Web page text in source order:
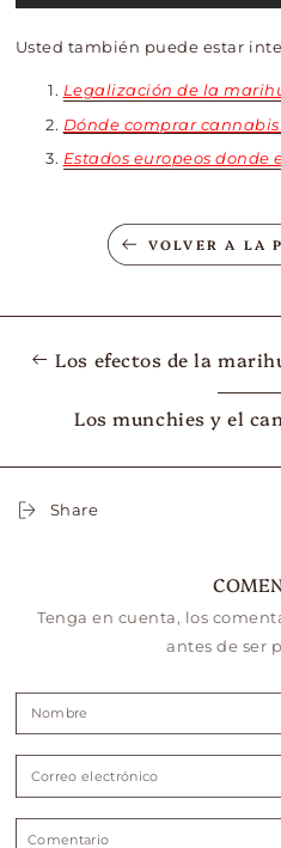
Usted también puede estar
Legalización de la
Dónde comprar
Estados europeos donde
VOLVER A LA
Los efectos de la
Los munchies y el
Share
Tenga en cuenta, los
antes de ser
Nombre
Correo
electrónico
Comentario